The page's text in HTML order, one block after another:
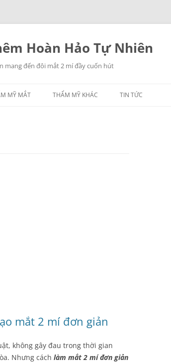
Hoàn Hảo Tự Nhiên
mang đến đôi mắt 2 mí đầy cuốn hút
MỸ MẮT THẨM MỸ KHÁC TIN TỨC
mắt 2 mí đơn giản
không gây đau trong thời gian
Nhưng cách làm mắt 2 mí đơn giản